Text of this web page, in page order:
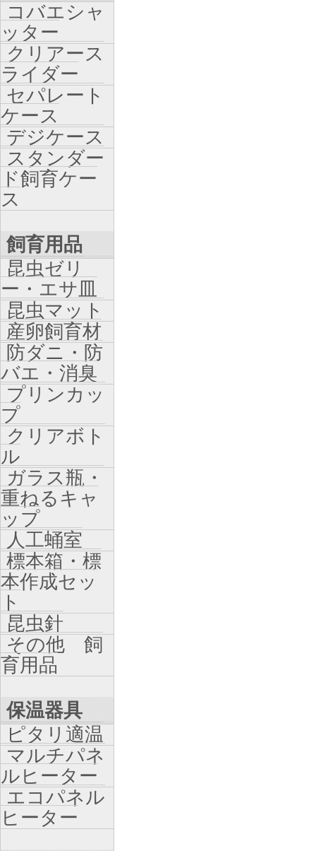
コバエシャ
ッター
クリアース
ライダー
セパレート
ケース
デジケース
スタンダー
ド飼育ケー
ス
飼育用品
昆虫ゼリ
ー・エサ皿
昆虫マット
産卵飼育材
防ダニ・防
バエ・消臭
プリンカッ
プ
クリアボト
ル
ガラス瓶・
重ねるキャ
ップ
人工蛹室
標本箱・標
本作成セッ
ト
昆虫針
その他 飼
育用品
保温器具
ピタリ適温
マルチパネ
ルヒーター
エコパネル
ヒーター